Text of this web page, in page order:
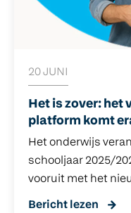
20 JUNI
Het is zover: het
platform komt
Het onderwijs
schooljaar 2025/
vooruit met het
nóg beter aan op
Bericht lezen